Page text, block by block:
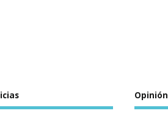
Opinión